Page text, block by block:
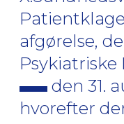
afgørelse,
den 31.
hvorefter